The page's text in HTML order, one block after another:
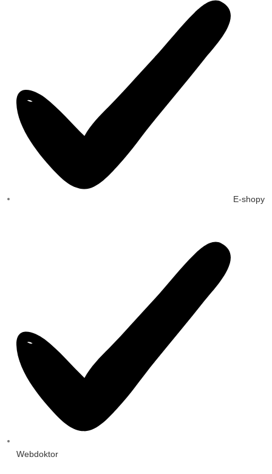
E-shopy
Webdoktor